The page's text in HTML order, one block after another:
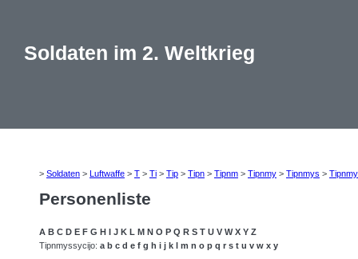
Soldaten im 2. Weltkrieg
> Soldaten > Luftwaffe > T > Ti > Tip > Tipn > Tipnm > Tipnmy > Tipnmys >
Personenliste
A B C D E F G H I J K L M N O P Q R S T U V W X Y Z
Tipnmyssycijo: a b c d e f g h i j k l m n o p q r s t u v w x y